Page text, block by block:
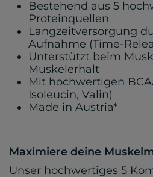
Bestehend aus 5
Proteinquellen
Langzeitversorgung
Aufnahme (Time-
Unterstützt beim
Muskelerhalt
Mit hochwertigen
Isoleucin, Valin)
Made in Austria*
Maximiere deine
Unser hochwertiges 5